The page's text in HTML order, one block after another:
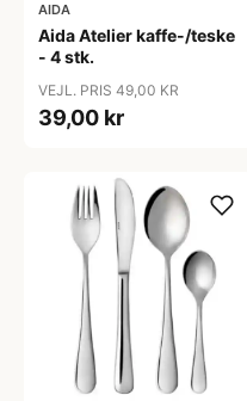
AIDA
Aida Atelier kaffe-/teske
- 4 stk.
VEJL. PRIS 49,00 KR
39,00 kr